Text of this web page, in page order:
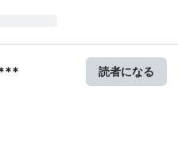
読者になる